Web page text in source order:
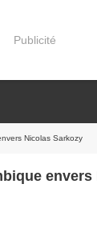
Publicité
Nicolas Sarkozy
envers